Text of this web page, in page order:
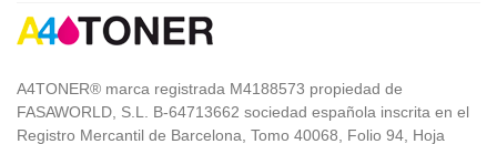
A4TONER® marca registrada M4188573 propiedad de
FASAWORLD, S.L. B-64713662 sociedad española inscrita en el
Registro Mercantil de Barcelona, Tomo 40068, Folio 94, Hoja